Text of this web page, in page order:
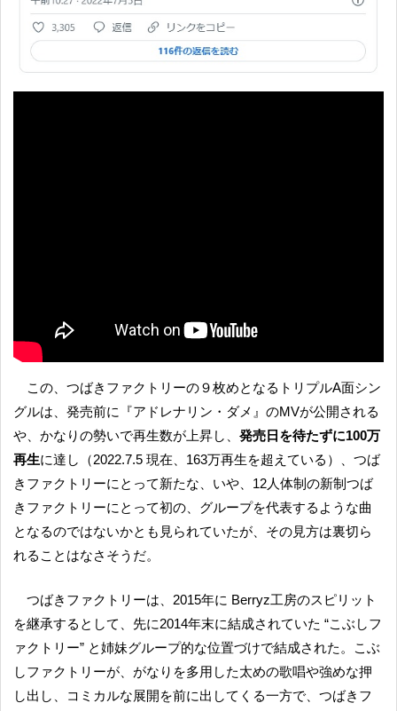
この、つばきファクトリーの９枚めとなるトリプルA面シン
グルは、発売前に『アドレナリン・ダメ』のMVが公開される
や、かなりの勢いで再生数が上昇し、 発売日を待たずに100万
再生に達し（2022.7.5 現在、163万再生を超えている）、つば
きファクトリーにとって新たな、いや、12人体制の新制つば
きファクトリーにとって初の、グループを代表するような曲
となるのではないかとも見られていたが、その見方は裏切ら
れることはなさそうだ。
つばきファクトリーは、2015年に Berryz工房のスピリット
を継承するとして、先に2014年末に結成されていた “こぶしフ
ァクトリー” と姉妹グループ的な位置づけで結成された。こぶ
しファクトリーが、がなりを多用した太めの歌唱や強めな押
し出し、コミカルな展開を前に出してくる一方で、つばきフ